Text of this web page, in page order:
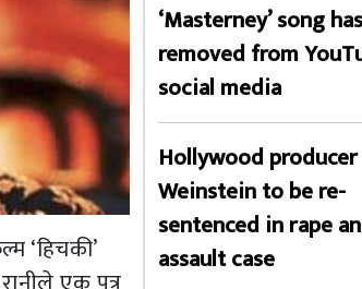
‘हिचकी’
‘Masterney’ song
removed from
social media
Hollywood producer
Weinstein to be re-
sentenced in rape
assault case